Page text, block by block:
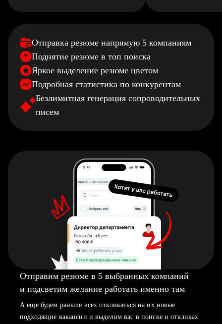
Отправка резюме напрямую 5 компаниям
Поднятие резюме в топ поиска
Яркое выделение резюме цветом
Подробная статистика по конкурентам
Безлимитная генерация сопроводительных
писем
Отправим резюме в 5 выбранных компаний
и подсветим желание работать именно там
А ещё будем раньше всех откликаться на их новые
подходящие вакансии и выделим вас в поиске и откликах